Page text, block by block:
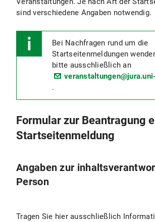
richtigen Speicherortaus: Dafür
und dort Ihre Untereinheit
Achten Sie bitte darauf,
Bilder einehohe Qualität
Normale Smartphone-
aus. Wenn Sie eigene
auch gerne unterstützen.
Motivvorschläge nehmen
sind verschiedene Angaben notwendig.
Bei Nachfragen rund um die
Startseitenmeldungen
bitte ausschließlich an
.
Formular zur Beantragung
Startseitenmeldung
Angaben zur
Person
Tragen Sie hier ausschließlich